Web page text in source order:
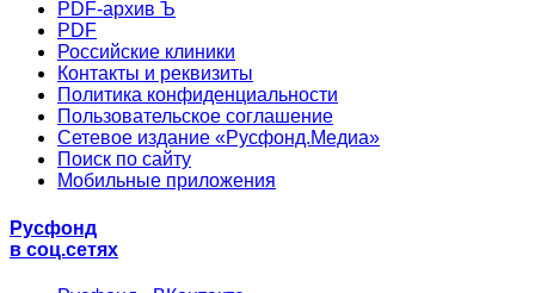
PDF-архив Ъ
PDF
Российские клиники
Контакты и реквизиты
Политика конфиденциальности
Пользовательское соглашение
Сетевое издание «Русфонд.Медиа»
Поиск по сайту
Мобильные приложения
Русфонд
в соц.сетях